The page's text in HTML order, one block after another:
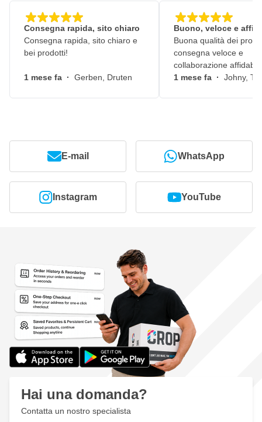
Consegna rapida, sito chiaro
Consegna rapida, sito chiaro e
bei prodotti!
1 mese fa · Gerben, Druten
Buono, veloce e
Buona qualità dei
consegna veloce e
collaborazione
1 mese fa · Johny,
E-mail WhatsApp
Instagram YouTube
Hai una domanda?
Contatta un nostro specialista